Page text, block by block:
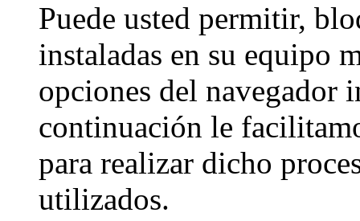
Puede usted permitir,
instaladas en su equipo
opciones del navegador
continuación le
para realizar dicho
utilizados.